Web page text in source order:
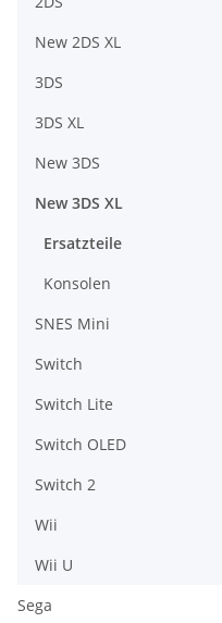
New 2DS XL
3DS
3DS XL
New 3DS
New 3DS XL
Ersatzteile
Konsolen
SNES Mini
Switch
Switch Lite
Switch OLED
Switch 2
Wii
Wii U
Sega